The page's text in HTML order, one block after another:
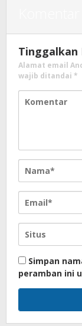
Tinggalkan
Alamat email
wajib ditandai *
Simpan
peramban ini